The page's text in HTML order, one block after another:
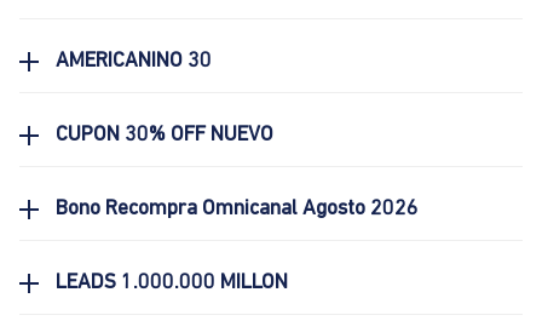
AMERICANINO 30
CUPON 30% OFF NUEVO
Bono Recompra Omnicanal Agosto 2026
LEADS 1.000.000 MILLON